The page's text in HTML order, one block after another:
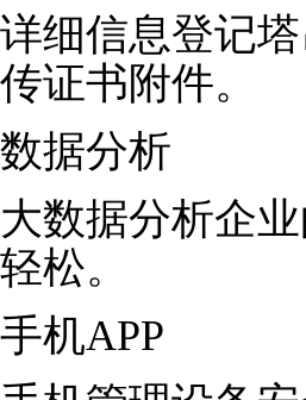
详细信息登记
传证书附件。
数据分析
大数据分析企
轻松。
手机APP